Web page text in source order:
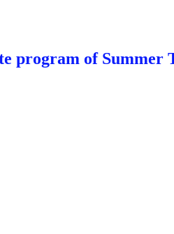
program of Summer